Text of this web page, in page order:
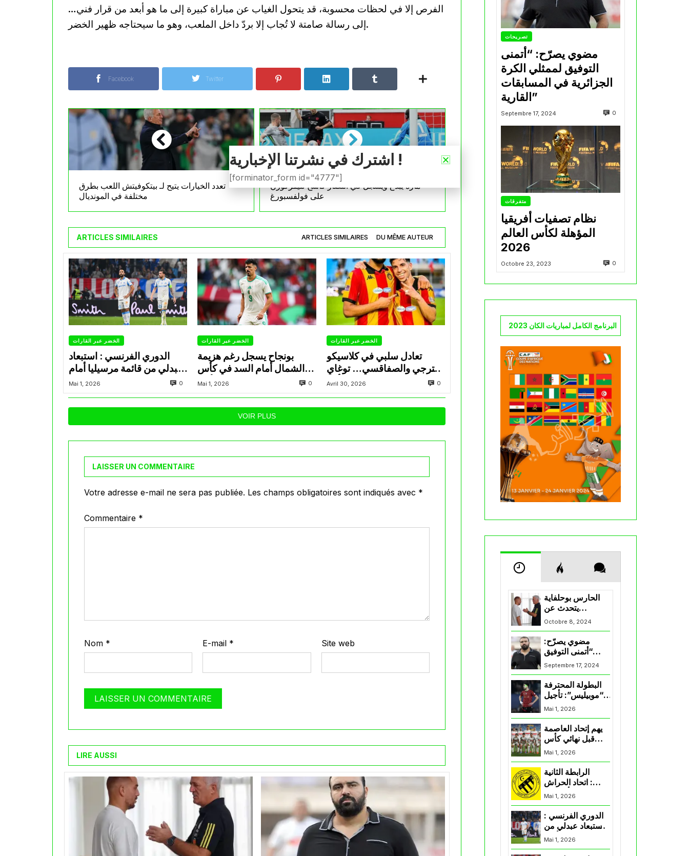
الفرص إلا في لحظات محسوبة، قد يتحول الغياب عن مباراة كبيرة إلى ما هو أبعد من قرار فني…
إلى رسالة صامتة لا تُجاب إلا بردّ داخل الملعب، وهو ما سيحتاجه ظهير الخضر.
Facebook Twitter
تعدد الخيارات يتيح لـ بيتكوفيتش اللعب بطرق
مختلفة في المونديال
مازة يبدع ويسجل في انتصار كاسح لليفركوزن
على فولفسبورغ
ARTICLES SIMILAIRES ARTICLES SIMILAIRES DU MÊME AUTEUR
الخضر عبر القارات
الدوري الفرنسي : استبعاد
عبدلي من قائمة مرسيليا أمام
نانت
Mai 1, 2026 0
الخضر عبر القارات
بونجاح يسجل رغم هزيمة
الشمال أمام السد في كأس
الأمير
Mai 1, 2026 0
الخضر عبر القارات
تعادل سلبي في كلاسيكو
الترجي والصفاقسي… توغاي
يهدر ركلة جزاء وبوعالية يتألق
Avril 30, 2026 0
VOIR PLUS
LAISSER UN COMMENTAIRE
Votre adresse e-mail ne sera pas publiée. Les champs obligatoires sont indiqués avec *
Commentaire *
Nom * E-mail * Site web
LIRE AUSSI
تصريحات
مضوي يصرّح: “أتمنى
التوفيق لممثلي الكرة
الجزائرية في المسابقات
القارية”
Septembre 17, 2024 0
متفرقات
نظام تصفيات أفريقيا
المؤهلة لكأس العالم
2026
Octobre 23, 2023 0
البرنامج الكامل لمباريات الكان 2023
الحارس بوحلفاية
يتحدث عن
طموحاته مع
المنتخب و شباب
قسنطينة
Octobre 8, 2024
مضوي يصرّح:
“أتمنى التوفيق
لممثلي الكرة
الجزائرية في
Septembre 17, 2024
البطولة المحترفة
“موبيليس”: تأجيل
مباراة إتحاد
العاصمة وأتلتيك
بارادو
Mai 1, 2026
يهم إتحاد العاصمة
قبل نهائي كأس
اكاف : الزمالك
يسقط بثلاثية أمام
Mai 1, 2026
الرابطة الثانية
: اتحاد الحراش
يحسم التأهل إلى
“البلاي أوف”
Mai 1, 2026
الدوري الفرنسي :
استبعاد عبدلي من
قائمة مرسيليا أمام
Mai 1, 2026
اشترك في نشرتنا الإخبارية !
[forminator_form id="4777"]